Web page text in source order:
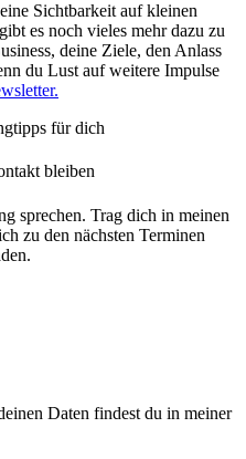
Sichtbarkeit auf kleinen
es noch vieles mehr dazu zu
deine Ziele, den Anlass
du Lust auf weitere Impulse
für dich
bleiben
sprechen. Trag dich in meinen
zu den nächsten Terminen
Daten findest du in meiner